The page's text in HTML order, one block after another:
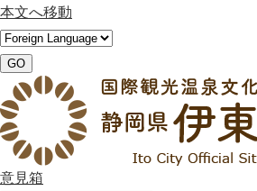
本文へ移動
GO
意見箱